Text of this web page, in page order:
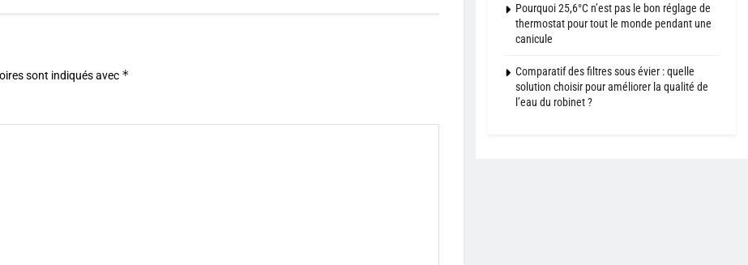
sont indiqués avec *
Pourquoi 25,6°C n’est pas le bon réglage de
thermostat pour tout le monde pendant une
canicule
Comparatif des filtres sous évier : quelle
solution choisir pour améliorer la qualité de
l’eau du robinet ?